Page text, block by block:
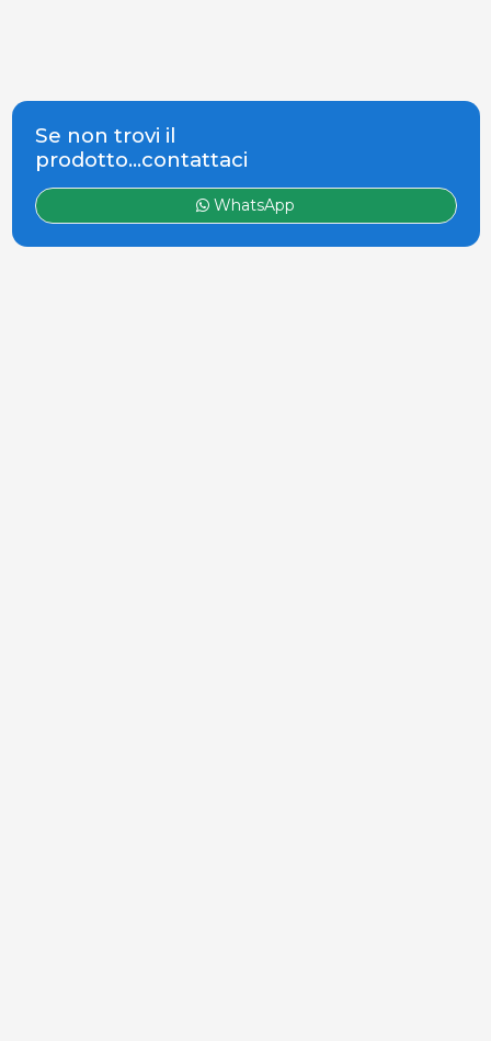
Se non trovi il
prodotto...contattaci
WhatsApp